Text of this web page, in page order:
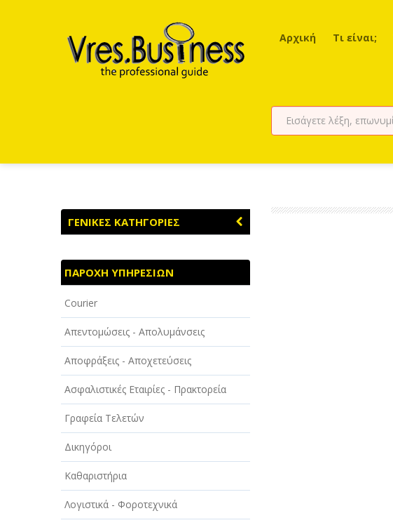
Αρχική Τι είναι;
ΓΕΝΙΚΕΣ ΚΑΤΗΓΟΡΙΕΣ
ΑΓΡΟΤΙΚΑ - ΚΤΗΝΟΤΡΟΦΙΚΑ
ΑΘΛΗΤΙΣΜΟΣ
ΑΥΤΟΚΙΝΗΤΑ - ΜΗΧΑΝΕΣ - ΣΚΑΦΗ
ΔΙΑΣΚΕΔΑΣΗ - ΨΥΧΑΓΩΓΙΑ - ΤΕΧΝΕΣ
ΔΙΑΦΗΜΙΣΗ - ΜΜΕ
ΕΚΚΛΗΣΙΕΣ - ΦΙΛΑΝΘΡΩΠΙΚΑ
ΣΩΜΑΤΕΙΑ
ΕΚΠΑΙΔΕΥΣΗ - ΣΧΟΛΕΣ
ΕΜΠΟΡΙΟ - ΕΜΠΟΡΙΚΑ ΚΑΤΑΣΤΗΜΑΤΑ
ΕΡΓΟΣΤΑΣΙΑ - ΒΙΟΜΗΧΑΝΙΕΣ
ΠΑΡΟΧΗ ΥΠΗΡΕΣΙΩΝ
Courier
Απεντομώσεις - Απολυμάνσεις
Αποφράξεις - Αποχετεύσεις
Ασφαλιστικές Εταιρίες - Πρακτορεία
Γραφεία Τελετών
Δικηγόροι
Καθαριστήρια
Λογιστικά - Φοροτεχνικά